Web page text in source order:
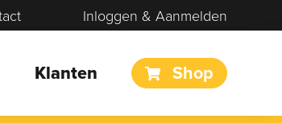
Inloggen & Aanmelden
Klanten Shop